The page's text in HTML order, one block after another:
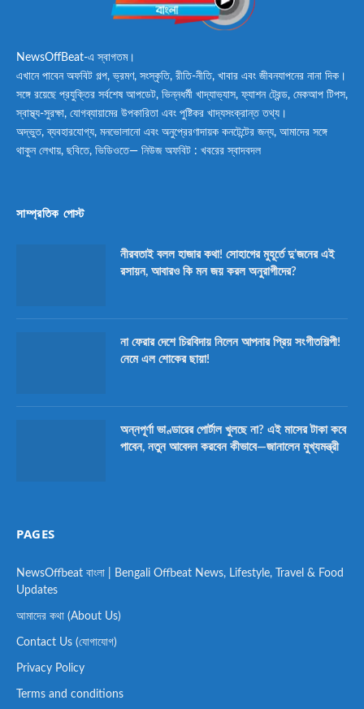
NewsOffBeat-এ স্বাগতম।
এখানে পাবেন অফবিট গল্প, ভ্রমণ, সংস্কৃতি, রীতি-নীতি, খাবার এবং জীবনযাপনের নানা দিক।
সঙ্গে রয়েছে প্রযুক্তির সর্বশেষ আপডেট, ভিন্নধর্মী খাদ্যাভ্যাস, ফ্যাশন ট্রেন্ড, মেকআপ টিপস,
স্বাস্থ্য-সুরক্ষা, যোগব্যায়ামের উপকারিতা এবং পুষ্টিকর খাদ্যসংক্রান্ত তথ্য।
অদ্ভুত, ব্যবহারযোগ্য, মনভোলানো এবং অনুপ্রেরণাদায়ক কনটেন্টের জন্য, আমাদের সঙ্গে
থাকুন লেখায়, ছবিতে, ভিডিওতে— নিউজ অফবিট : খবরের স্বাদবদল
সাম্প্রতিক পোস্ট
নীরবতাই বলল হাজার কথা! সোহাগের মুহূর্তে দু’জনের এই
রসায়ন, আবারও কি মন জয় করল অনুরাগীদের?
না ফেরার দেশে চিরবিদায় নিলেন আপনার প্রিয় সংগীতশিল্পী!
নেমে এল শোকের ছায়া!
অন্নপূর্ণা ভাণ্ডারের পোর্টাল খুলছে না? এই মাসের টাকা কবে
পাবেন, নতুন আবেদন করবেন কীভাবে—জানালেন মুখ্যমন্ত্রী
PAGES
NewsOffbeat বাংলা | Bengali Offbeat News, Lifestyle, Travel & Food
Updates
আমাদের কথা (About Us)
Contact Us (যোগাযোগ)
Privacy Policy
Terms and conditions